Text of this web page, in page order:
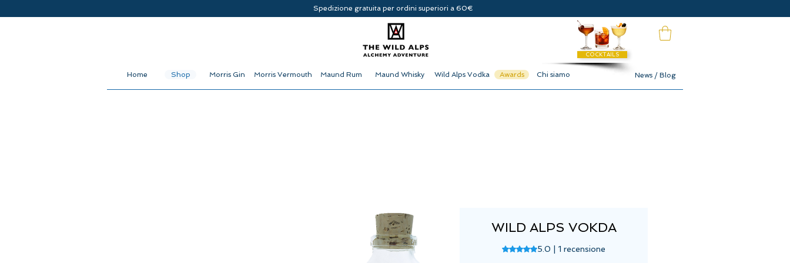
Spedizione gratuita per ordini superiori a 60€
COCKTAILS
Home Shop Morris Gin Maund Rum Maund Whisky Wild Alps Vodka Awards Chi siamo News / Blog
Morris Vermouth
WILD ALPS VOKDA
Sulla base di 1 recensione, la valutazione è 5.0 su cinque stelle
5.0 | 1 recensione